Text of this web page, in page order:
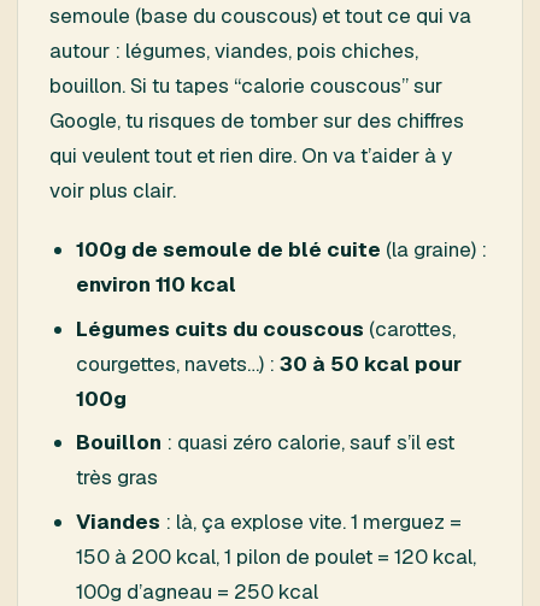
semoule (base du couscous) et tout ce qui va
autour : légumes, viandes, pois chiches,
bouillon. Si tu tapes “calorie couscous” sur
Google, tu risques de tomber sur des chiffres
qui veulent tout et rien dire. On va t’aider à y
voir plus clair.
100g de semoule de blé cuite (la graine) :
environ 110 kcal
Légumes cuits du couscous (carottes,
courgettes, navets…) : 30 à 50 kcal pour
100g
Bouillon : quasi zéro calorie, sauf s’il est
très gras
Viandes : là, ça explose vite. 1 merguez =
150 à 200 kcal, 1 pilon de poulet = 120 kcal,
100g d’agneau = 250 kcal